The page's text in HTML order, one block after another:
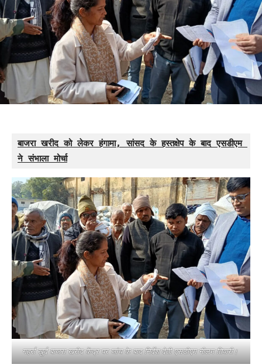
बाजरा खरीद को लेकर हंगामा, सांसद के हस्तक्षेप के बाद एसडीएम
ने संभाला मोर्चा
गहर्रा खुर्द बाजरा खरीद केंद्र पर जांच के बाद निर्देश देती एसडीएम नीलम तिवारी।